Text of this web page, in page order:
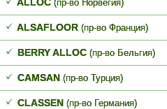
(пр-во Норвегия)
ALSAFLOOR (пр-во Франция)
BERRY ALLOC (пр-во Бельгия)
CAMSAN (пр-во Турция)
CLASSEN (пр-во Германия)